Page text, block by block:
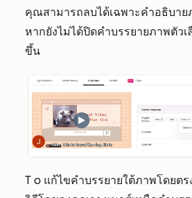
คุณสามารถลบได้เฉพาะคำอธิบา
หากยังไม่ได้ปิดคำบรรยายภาพตัว
ขึ้น
T o แก้ไขคำบรรยายใต้ภาพโดยตร